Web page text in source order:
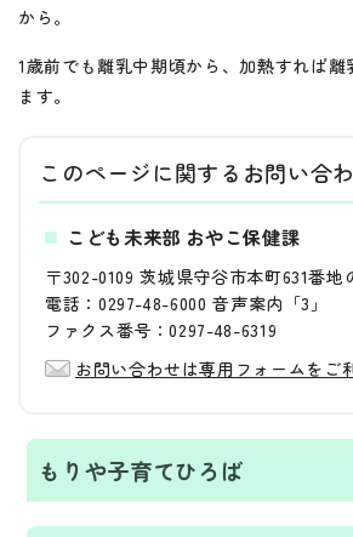
から。
1歳前でも離乳中期頃から、加熱すれば離
ます。
このページに関する お問い合
こども未来部 おやこ保健課
〒302-0109 茨城県守谷市本町631番地
電話：0297-48-6000 音声案内「3」
ファクス番号：0297-48-6319
お問い合わせは専用フォームをご
もりや子育てひろば